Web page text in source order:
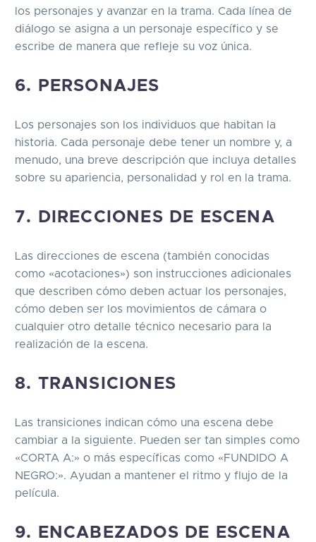
los personajes y avanzar en la trama. Cada línea de
diálogo se asigna a un personaje específico y se
escribe de manera que refleje su voz única.
6. PERSONAJES
Los personajes son los individuos que habitan la
historia. Cada personaje debe tener un nombre y, a
menudo, una breve descripción que incluya detalles
sobre su apariencia, personalidad y rol en la trama.
7. DIRECCIONES DE ESCENA
Las direcciones de escena (también conocidas
como «acotaciones») son instrucciones adicionales
que describen cómo deben actuar los personajes,
cómo deben ser los movimientos de cámara o
cualquier otro detalle técnico necesario para la
realización de la escena.
8. TRANSICIONES
Las transiciones indican cómo una escena debe
cambiar a la siguiente. Pueden ser tan simples como
«CORTA A:» o más específicas como «FUNDIDO A
NEGRO:». Ayudan a mantener el ritmo y flujo de la
película.
9. ENCABEZADOS DE ESCENA